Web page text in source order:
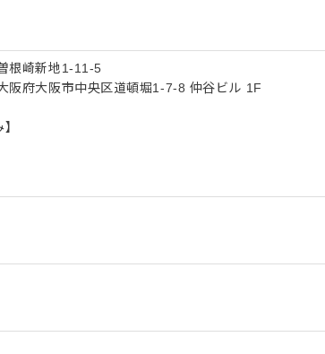
根崎新地1-11-5
阪府大阪市中央区道頓堀1-7-8 仲谷ビル 1F